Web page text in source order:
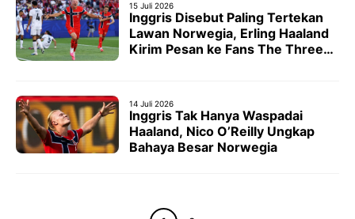
15 Juli 2026
Inggris Disebut Paling Tertekan
Lawan Norwegia, Erling Haaland
Kirim Pesan ke Fans The Three
14 Juli 2026
Inggris Tak Hanya Waspadai
Haaland, Nico O’Reilly Ungkap
Bahaya Besar Norwegia